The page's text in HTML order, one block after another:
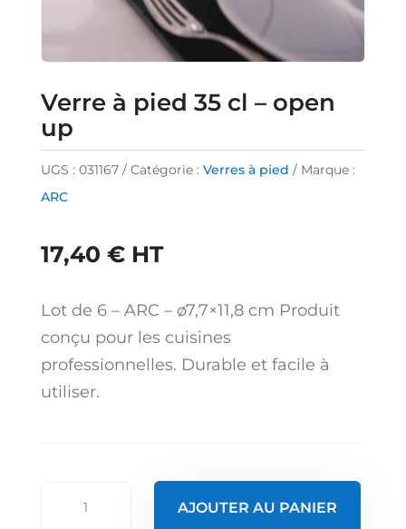
Verre à pied 35 cl – open
up
UGS : 031167 Catégorie : Verres à pied
Marque :
ARC
17,40 € HT
Lot de 6 – ARC – ø7,7×11,8 cm Produit
conçu pour les cuisines
professionnelles. Durable et facile à
utiliser.
AJOUTER AU PANIER